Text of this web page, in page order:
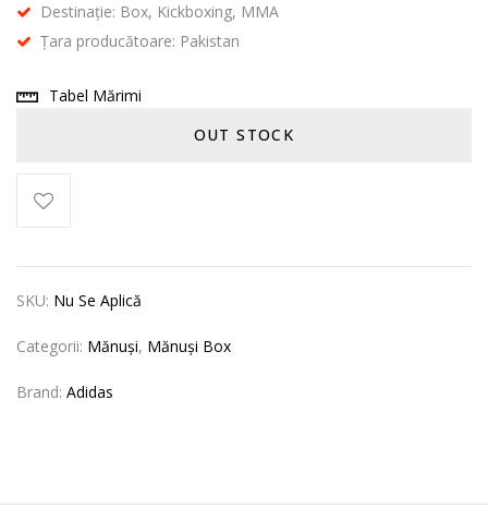
Destinație: Box, Kickboxing, MMA
Țara producătoare: Pakistan
Tabel Mărimi
OUT STOCK
SKU: Nu Se Aplică
Categorii: Mănuși, Mănuși Box
Brand: Adidas